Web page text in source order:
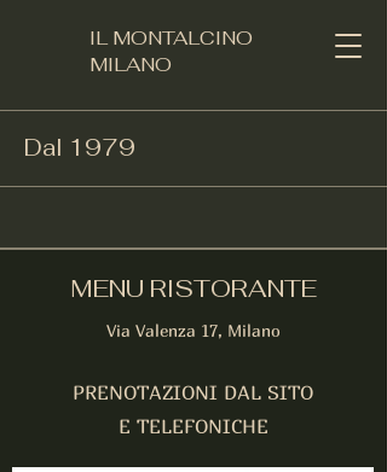
IL MONTALCINO
MILANO​
Dal 1979
MENU RISTORANTE
Via Valenza 17, Milano
PRENOTAZIONI DAL SITO
E TELEFONICHE